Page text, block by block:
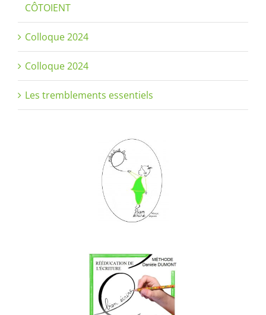
CÔTOIENT
Colloque 2024
Colloque 2024
Les tremblements essentiels